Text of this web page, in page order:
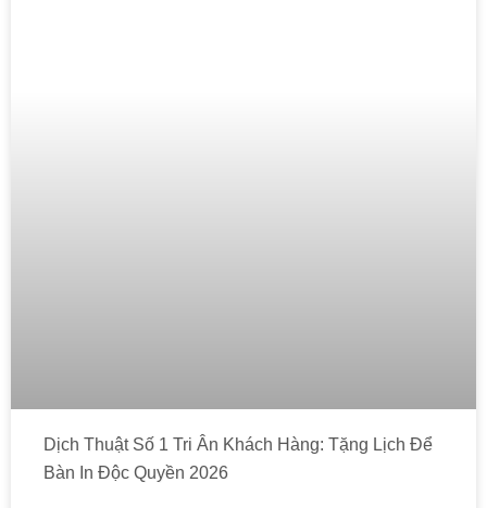
Dịch Thuật Số 1 Tri Ân Khách Hàng: Tặng Lịch Để
Bàn In Độc Quyền 2026